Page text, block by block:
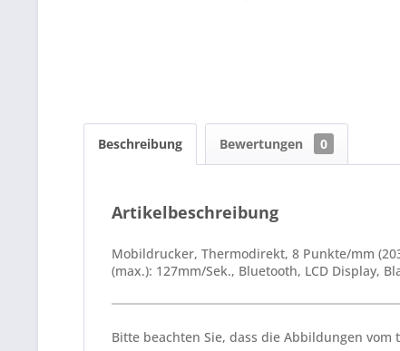
Beschreibung Bewertungen 0
Artikelbeschreibung
Mobildrucker, Thermodirekt, 8 Punkte/mm
(max.): 127mm/Sek., Bluetooth, LCD Display,
Bitte beachten Sie, dass die Abbildungen